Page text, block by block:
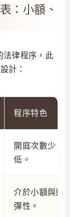
：小額、
法律程序，此
計：
程序特色
開庭次數少、判
低。
介於小額與通常
彈性。